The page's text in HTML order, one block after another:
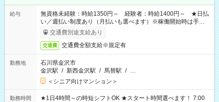
給与
無資格未経験：時給1350円～ 経験者：時給1400円～ ★日払
い／週払い制度あり（月払いも選べます）※稼働開始時は手続き
完了次第のお支払いとなります。
交通費別途支給あり
交通費 交通費全額支給※規定有
勤務地
石川県金沢市
金沢駅 / 新西金沢駅 / 馬替駅 / …
＜シニア向けマンション＞
勤務時間
★1日4時間～の時短シフトOK ★スタート時間選べます！ 7:00